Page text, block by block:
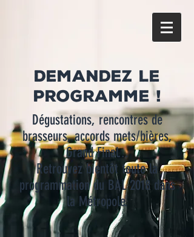
demandez le
programme!
Dégustations, rencontres de
brasseurs, accords mets/bières,
Grand Final...
Retrouvez bientôt toute la
programmation du BAL 2018 dans
la Métropole.